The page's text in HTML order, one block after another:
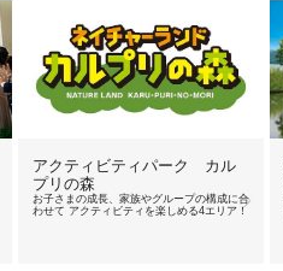
アクティビティパーク カル
プリの森
お子さまの成長、家族やグループの構成に合
わせて アクティビティを楽しめる4エリア！